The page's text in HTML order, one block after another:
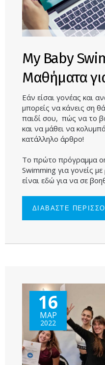
My Baby
Μαθήματα
Εάν είσαι γονέας και
μπορείς να κάνεις ση
παιδί σου, πώς να το
και να μάθει να
κατάλληλο άρθρο!
Το πρώτο πρόγραμμα
Swimming για γονείς με
είναι εδώ για να σε
ΔΙΑΒΑΣΤΕ
16
ΜΑΡ
2022